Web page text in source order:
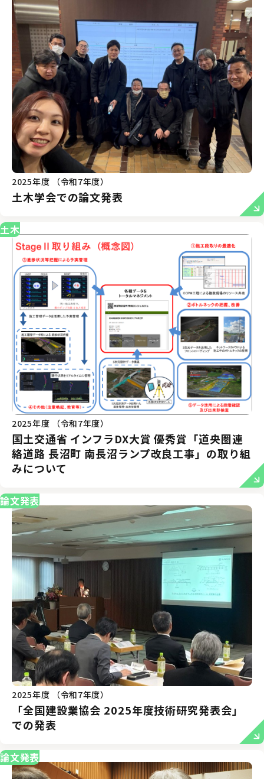
2025年度 （令和7年度）
土木学会での論文発表
土木
2025年度 （令和7年度）
国土交通省 インフラDX大賞 優秀賞「道央圏連
絡道路 長沼町 南長沼ランプ改良工事」の取り組
みについて
論文発表
2025年度 （令和7年度）
「全国建設業協会 2025年度技術研究発表会」
での発表
論文発表